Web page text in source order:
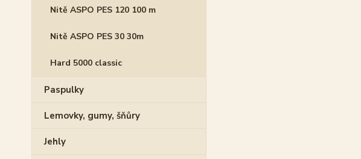
Nitě ASPO PES 120 100 m
Nitě ASPO PES 30 30m
Hard 5000 classic
Paspulky
Lemovky, gumy, šňůry
Jehly